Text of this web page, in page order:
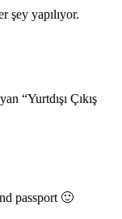
şey yapılıyor.
“Yurtdışı Çıkış
passport 🙂